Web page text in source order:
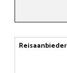
Reisaanbieder